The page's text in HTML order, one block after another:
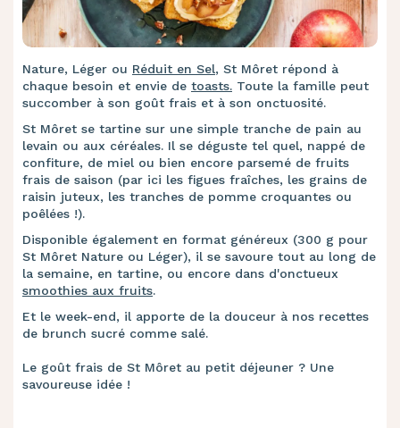
Nature, Léger ou Réduit en Sel, St Môret répond à
chaque besoin et envie de toasts. Toute la famille peut
succomber à son goût frais et à son onctuosité.
St Môret se tartine sur une simple tranche de pain au
levain ou aux céréales. Il se déguste tel quel, nappé de
confiture, de miel ou bien encore parsemé de fruits
frais de saison (par ici les figues fraîches, les grains de
raisin juteux, les tranches de pomme croquantes ou
poêlées !).
Disponible également en format généreux (300 g pour
St Môret Nature ou Léger), il se savoure tout au long de
la semaine, en tartine, ou encore dans d'onctueux
smoothies aux fruits.
Et le week-end, il apporte de la douceur à nos recettes
de brunch sucré comme salé.
Le goût frais de St Môret au petit déjeuner ? Une
savoureuse idée !